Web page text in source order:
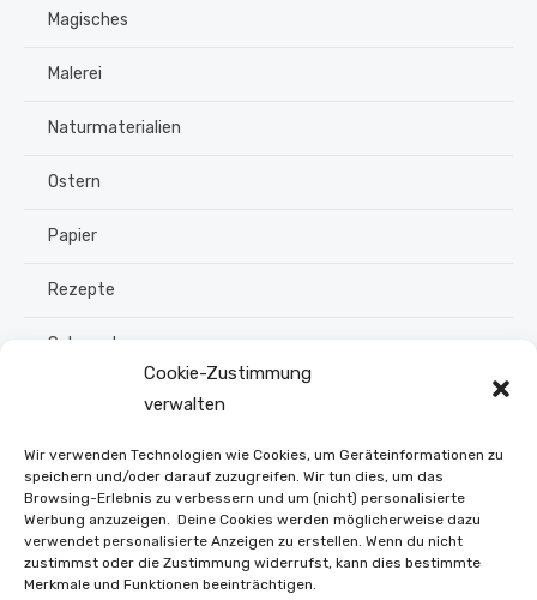
Cookie-Zustimmung
verwalten
Wir verwenden Technologien wie Cookies, um Geräteinformationen zu
speichern und/oder darauf zuzugreifen. Wir tun dies, um das
Browsing-Erlebnis zu verbessern und um (nicht) personalisierte
Werbung anzuzeigen. Deine Cookies werden möglicherweise dazu
verwendet personalisierte Anzeigen zu erstellen. Wenn du nicht
zustimmst oder die Zustimmung widerrufst, kann dies bestimmte
Merkmale und Funktionen beeinträchtigen.
Magisches
Malerei
Naturmaterialien
Ostern
Papier
Rezepte
Schmuck
Upcycling
Stroh flechten
Weihnachten